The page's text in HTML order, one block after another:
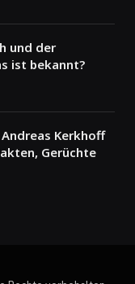
und der
ist bekannt?
Kerkhoff
Gerüchte